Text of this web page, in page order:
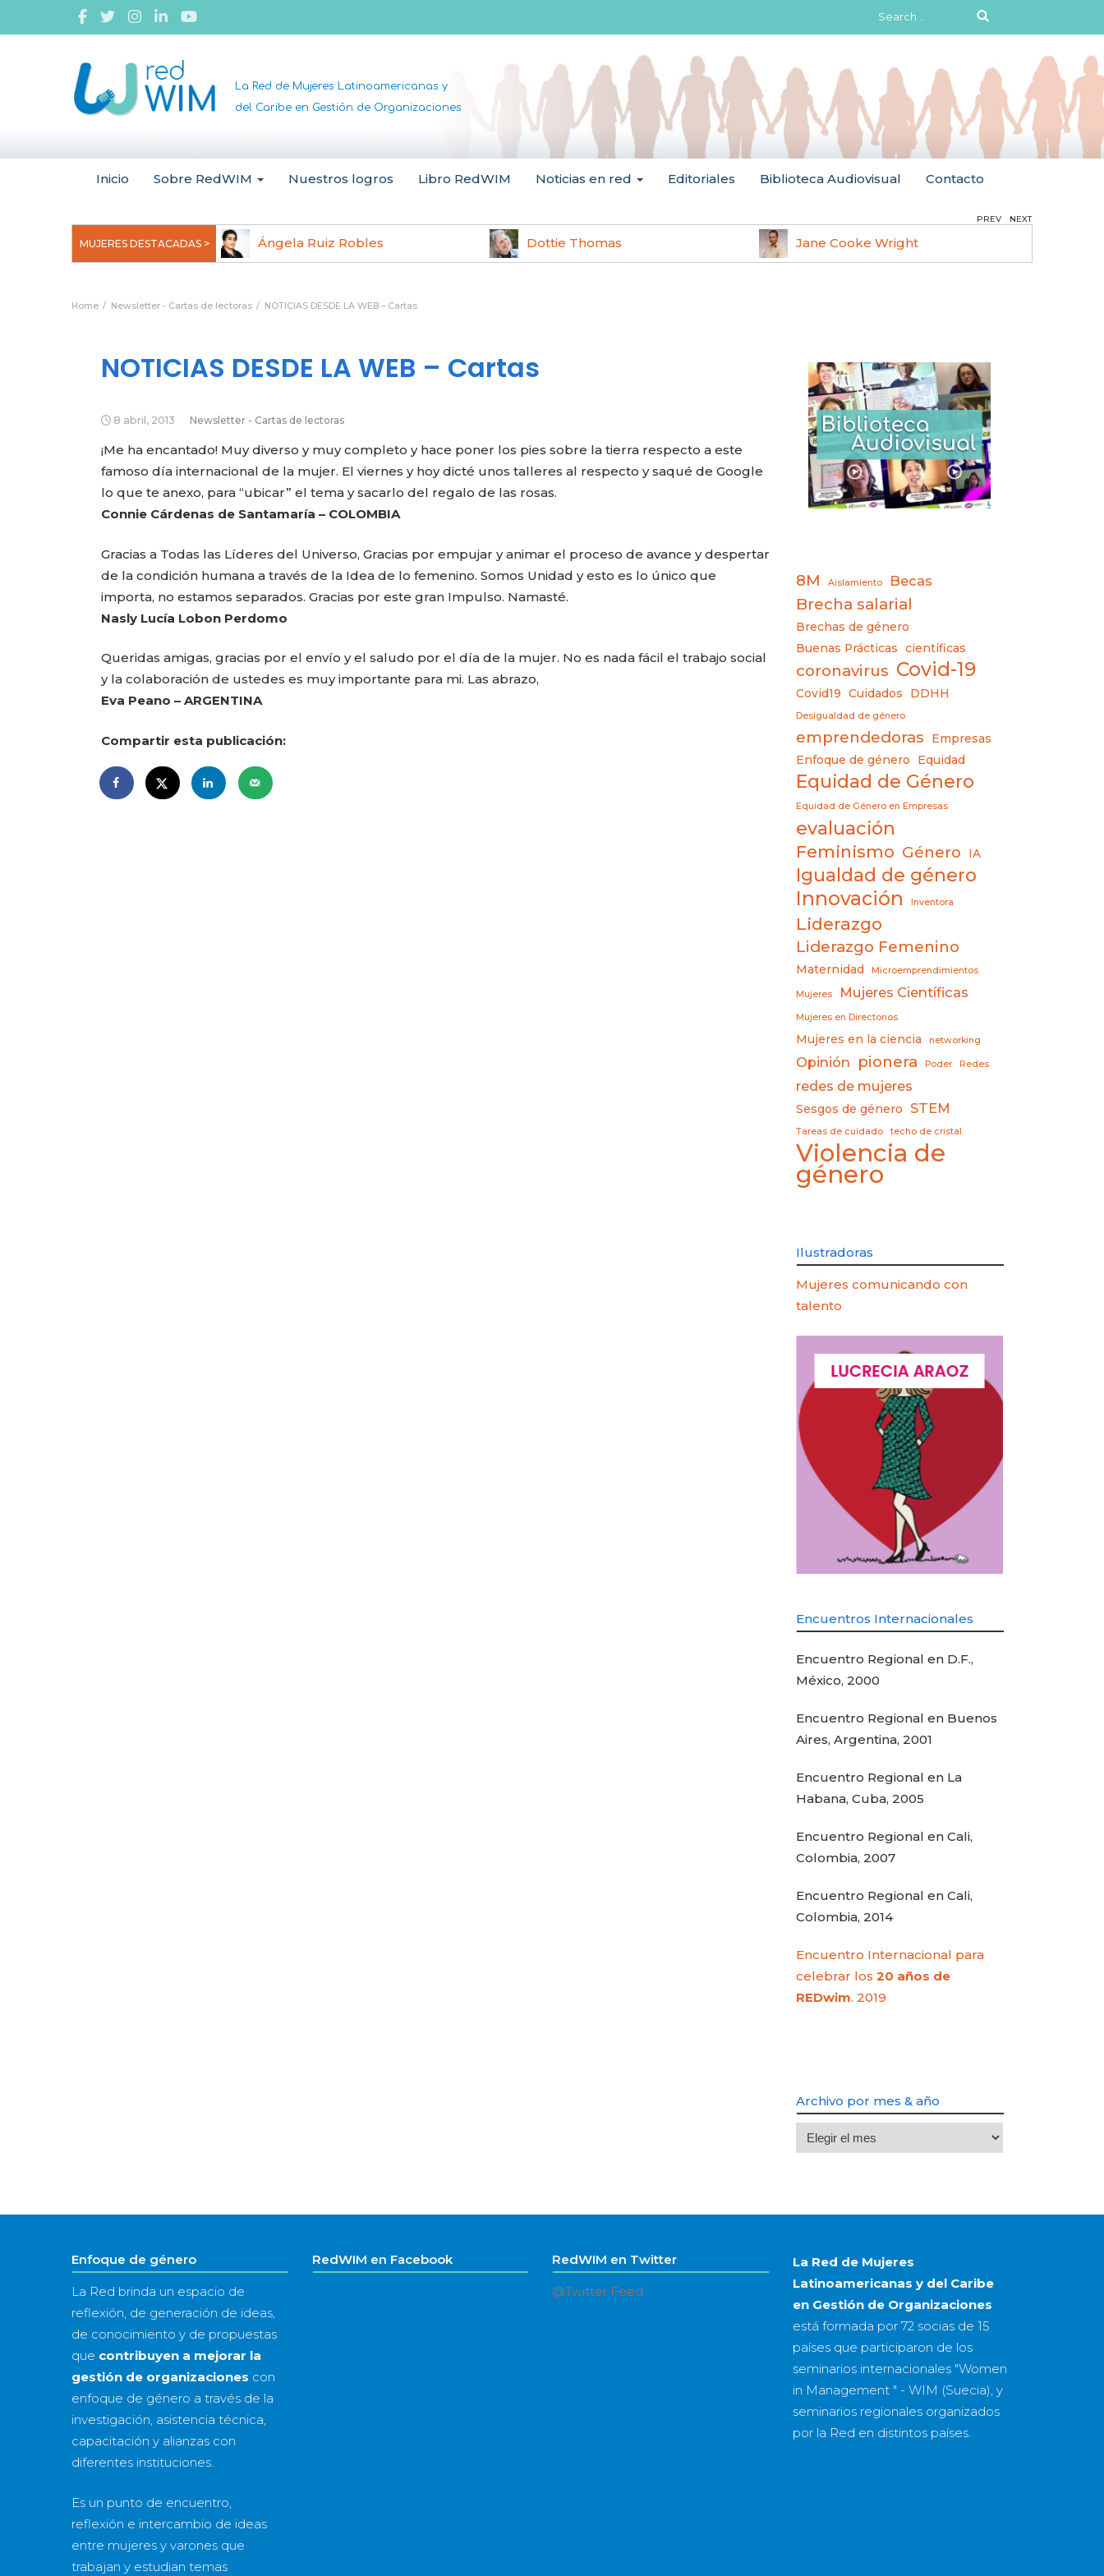
Search
for:
La Red de Mujeres Latinoamericanas y
del Caribe en Gestión de Organizaciones
Inicio Sobre RedWIM Nuestros logros Libro RedWIM Noticias en red Editoriales Biblioteca Audiovisual Contacto
MUJERES DESTACADAS >
Uchegbu, pionera en
Ángela Ruiz Robles Dottie Thomas Jane Cooke Wright
PREV NEXT
Home Newsletter - Cartas de lectoras NOTICIAS DESDE LA WEB – Cartas
NOTICIAS DESDE LA WEB – Cartas
8 abril, 2013 Newsletter - Cartas de lectoras
¡Me ha encantado! Muy diverso y muy completo y hace poner los pies sobre la tierra respecto a este
famoso día internacional de la mujer. El viernes y hoy dicté unos talleres al respecto y saqué de Google
lo que te anexo, para “ubicar” el tema y sacarlo del regalo de las rosas.
Connie Cárdenas de Santamaría – COLOMBIA
Gracias a Todas las Líderes del Universo, Gracias por empujar y animar el proceso de avance y despertar
de la condición humana a través de la Idea de lo femenino. Somos Unidad y esto es lo único que
importa, no estamos separados. Gracias por este gran Impulso. Namasté.
Nasly Lucía Lobon Perdomo
Queridas amigas, gracias por el envío y el saludo por el día de la mujer. No es nada fácil el trabajo social
y la colaboración de ustedes es muy importante para mi. Las abrazo,
Eva Peano – ARGENTINA
Compartir esta publicación:
8M Aislamiento Becas
Brecha salarial
Brechas de género
Buenas Prácticas
científicas
coronavirus Covid-19
Covid19 Cuidados DDHH
Desigualdad de género
emprendedoras
Empresas
Enfoque de género
Equidad
Equidad de Género
Equidad de Género en Empresas
evaluación
Feminismo Género IA
Igualdad de género
Innovación Inventora
Liderazgo
Liderazgo Femenino
Maternidad Microemprendimientos
Mujeres Mujeres Científicas
Mujeres en Directorios
Mujeres en la ciencia networking
Opinión pionera Poder Redes
redes de mujeres
Sesgos de género STEM
Tareas de cuidado techo de cristal
Violencia de
género
Ilustradoras
Mujeres comunicando con
talento
LUCRECIA ARAOZ
Encuentros Internacionales
Encuentro Regional en D.F.,
México, 2000
Encuentro Regional en Buenos
Aires, Argentina, 2001
Encuentro Regional en La
Habana, Cuba, 2005
Encuentro Regional en Cali,
Colombia, 2007
Encuentro Regional en Cali,
Colombia, 2014
Encuentro Internacional para
celebrar los20 años de
REDwim. 2019
Archivo por mes & año
Archivo
por
año
Enfoque de género
La Red brinda un espacio de
reflexión, de generación de ideas,
de conocimiento y de propuestas
que contribuyen a mejorar la
gestión de organizaciones con
enfoque de género a través de la
investigación, asistencia técnica,
capacitación y alianzas con
diferentes instituciones.
Es un punto de encuentro,
reflexión e intercambio de ideas
entre mujeres y varones que
trabajan y estudian temas
RedWIM en Facebook RedWIM en Twitter
@Twitter Feed
La Red de Mujeres
Latinoamericanas y del Caribe
en Gestión de Organizaciones
está formada por 72 sociasde 15
paísesque participaron de los
seminarios internacionales "Women
in Management " - WIM (Suecia), y
seminarios regionales organizados
por la Red en distintos países.